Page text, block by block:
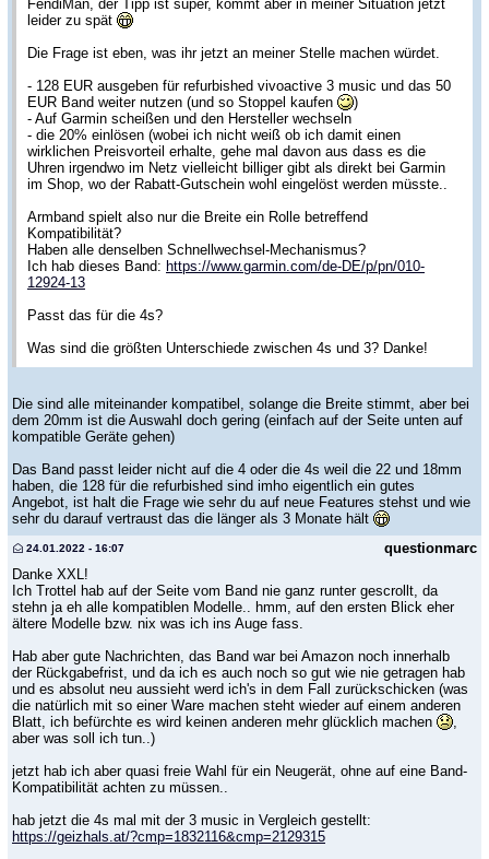
FendiMan, der Tipp ist super, kommt aber in meiner Situation jetzt
leider zu spät
Die Frage ist eben, was ihr jetzt an meiner Stelle machen würdet.
- 128 EUR ausgeben für refurbished vivoactive 3 music und das 50
EUR Band weiter nutzen (und so Stoppel kaufen
)
- Auf Garmin scheißen und den Hersteller wechseln
- die 20% einlösen (wobei ich nicht weiß ob ich damit einen
wirklichen Preisvorteil erhalte, gehe mal davon aus dass es die
Uhren irgendwo im Netz vielleicht billiger gibt als direkt bei Garmin
im Shop, wo der Rabatt-Gutschein wohl eingelöst werden müsste..
Armband spielt also nur die Breite ein Rolle betreffend
Kompatibilität?
Haben alle denselben Schnellwechsel-Mechanismus?
Ich hab dieses Band: https://www.garmin.com/de-DE/p/pn/010-
12924-13
Passt das für die 4s?
Was sind die größten Unterschiede zwischen 4s und 3? Danke!
Die sind alle miteinander kompatibel, solange die Breite stimmt, aber bei
dem 20mm ist die Auswahl doch gering (einfach auf der Seite unten auf
kompatible Geräte gehen)
Das Band passt leider nicht auf die 4 oder die 4s weil die 22 und 18mm
haben, die 128 für die refurbished sind imho eigentlich ein gutes
Angebot, ist halt die Frage wie sehr du auf neue Features stehst und wie
sehr du darauf vertraust das die länger als 3 Monate hält
questionmarc
24.01.2022 - 16:07
Danke XXL!
Ich Trottel hab auf der Seite vom Band nie ganz runter gescrollt, da
stehn ja eh alle kompatiblen Modelle.. hmm, auf den ersten Blick eher
ältere Modelle bzw. nix was ich ins Auge fass.
Hab aber gute Nachrichten, das Band war bei Amazon noch innerhalb
der Rückgabefrist, und da ich es auch noch so gut wie nie getragen hab
und es absolut neu aussieht werd ich's in dem Fall zurückschicken (was
die natürlich mit so einer Ware machen steht wieder auf einem anderen
Blatt, ich befürchte es wird keinen anderen mehr glücklich machen
aber was soll ich tun..)
jetzt hab ich aber quasi freie Wahl für ein Neugerät, ohne auf eine Band-
Kompatibilität achten zu müssen..
hab jetzt die 4s mal mit der 3 music in Vergleich gestellt:
https://geizhals.at/?cmp=1832116&cmp=2129315